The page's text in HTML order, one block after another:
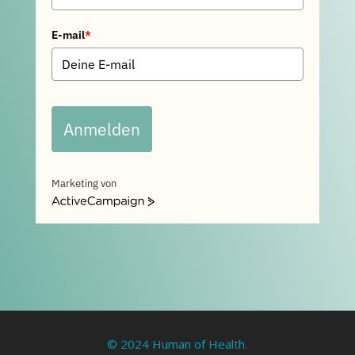
E-mail*
Anmelden
Marketing von
ActiveCampaign
© 2024 Human of Health.